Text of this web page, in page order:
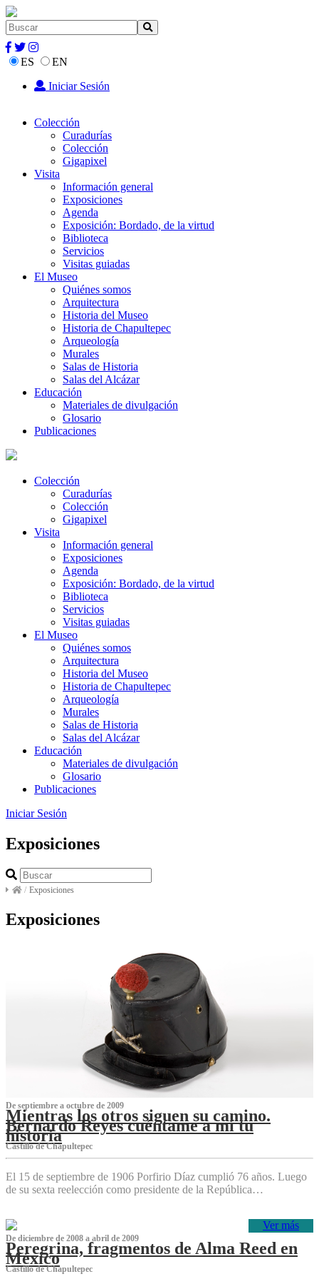
ES
EN
Iniciar Sesión
Colección
Curadurías
Colección
Gigapixel
Visita
Información general
Exposiciones
Agenda
Exposición: Bordado, de la virtud
Biblioteca
Servicios
Visitas guiadas
El Museo
Quiénes somos
Arquitectura
Historia del Museo
Historia de Chapultepec
Arqueología
Murales
Salas de Historia
Salas del Alcázar
Educación
Materiales de divulgación
Glosario
Publicaciones
Colección
Curadurías
Colección
Gigapixel
Visita
Información general
Exposiciones
Agenda
Exposición: Bordado, de la virtud
Biblioteca
Servicios
Visitas guiadas
El Museo
Quiénes somos
Arquitectura
Historia del Museo
Historia de Chapultepec
Arqueología
Murales
Salas de Historia
Salas del Alcázar
Educación
Materiales de divulgación
Glosario
Publicaciones
Iniciar Sesión
Exposiciones
/ Exposiciones
Exposiciones
De septiembre a octubre de 2009
Mientras los otros siguen su camino.
Bernardo Reyes cuéntame a mí tu
historia
Castillo de Chapultepec
El 15 de septiembre de 1906 Porfirio Díaz cumplió 76 años. Luego
de su sexta reelección como presidente de la República…
Ver más
De diciembre de 2008 a abril de 2009
Peregrina, fragmentos de Alma Reed en
México
Castillo de Chapultepec